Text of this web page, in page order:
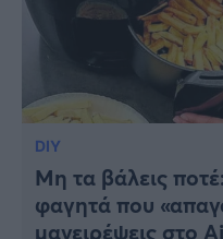
DIY
Μη τα βάλεις
φαγητά που
μαγειρέψεις στο